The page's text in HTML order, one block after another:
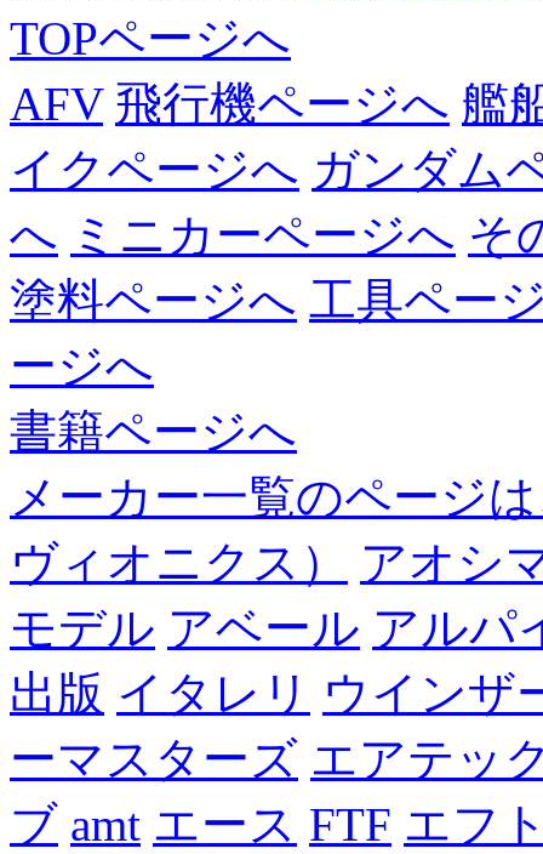
TOPページへ
AFV 飛行機ページへ 艦
イクページへ ガンダム
へ ミニカーページへ そ
塗料ページへ 工具ペー
ージへ
書籍ページへ
メーカー一覧のページ
ヴィオニクス）
アオシ
モデル アベール アルパ
出版 イタレリ ウインザ
ーマスターズ エアテッ
ブ amt エース FTF エフ